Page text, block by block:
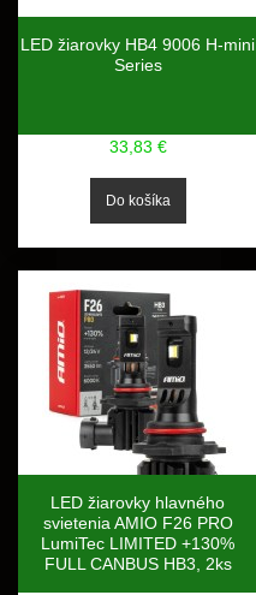
LED žiarovky HB4 9006 H-mini
Series
33,83 €
LED žiarovky hlavného
svietenia AMIO F26 PRO
LumiTec LIMITED +130%
FULL CANBUS HB3, 2ks